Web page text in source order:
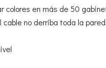
colores en más de 50
no derriba toda la